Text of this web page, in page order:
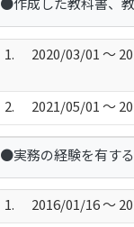
1. 2020/03/01 ～
2.
2021/05/01 ～
●実務の経験を有す
1. 2016/01/16 ～